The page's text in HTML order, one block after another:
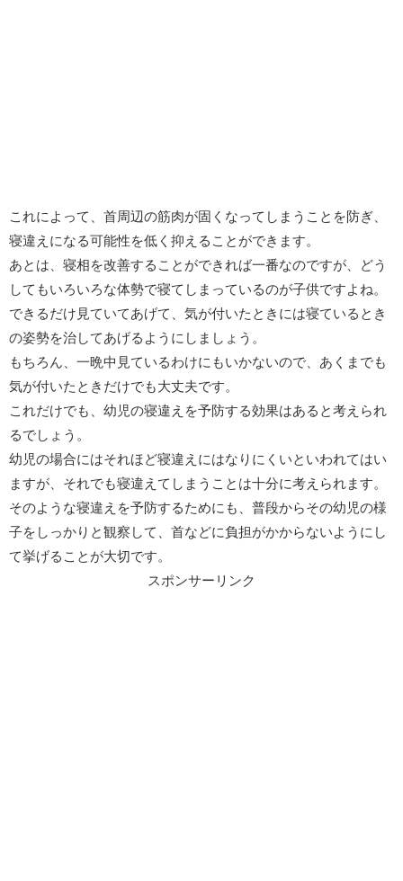
これによって、首周辺の筋肉が固くなってしまうことを防ぎ、
寝違えになる可能性を低く抑えることができます。
あとは、寝相を改善することができれば一番なのですが、どう
してもいろいろな体勢で寝てしまっているのが子供ですよね。
できるだけ見ていてあげて、気が付いたときには寝ているとき
の姿勢を治してあげるようにしましょう。
もちろん、一晩中見ているわけにもいかないので、あくまでも
気が付いたときだけでも大丈夫です。
これだけでも、幼児の寝違えを予防する効果はあると考えられ
るでしょう。
幼児の場合にはそれほど寝違えにはなりにくいといわれてはい
ますが、それでも寝違えてしまうことは十分に考えられます。
そのような寝違えを予防するためにも、普段からその幼児の様
子をしっかりと観察して、首などに負担がかからないようにし
て挙げることが大切です。
スポンサーリンク